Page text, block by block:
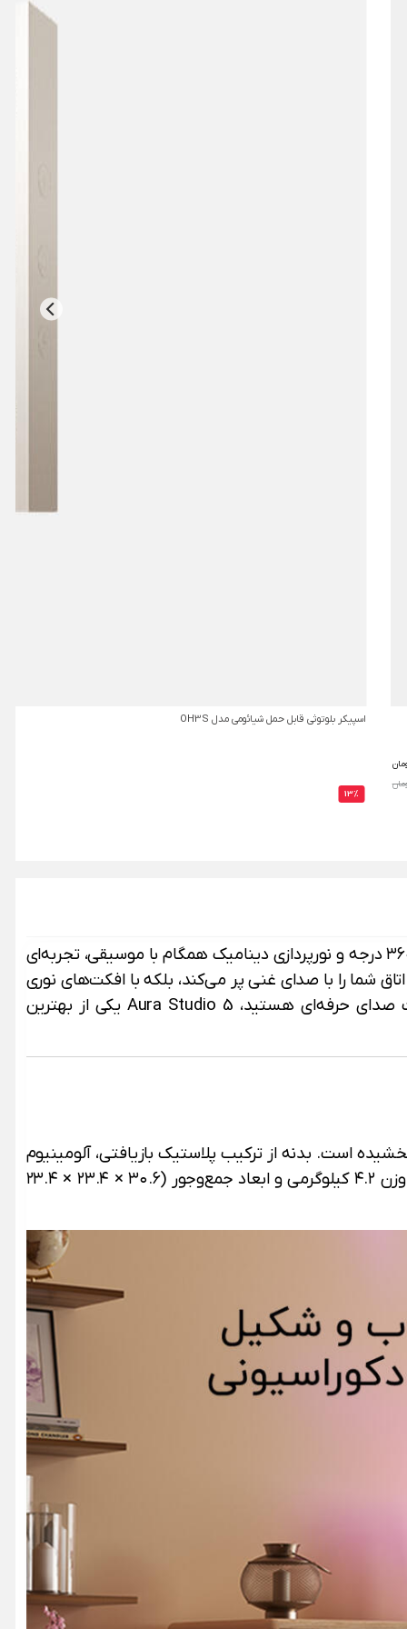
اسپیکر بلوتوثی قابل حمل شیائومی مدل OH3S
13%
با طراحی خیره‌کننده، صدای متعادل ۳۶۰ درجه و نورپردازی دینامیک همگام با موسیقی، تجربه‌ای
شما را با صدای غنی پر می‌کند، بلکه با افکت‌های نوری
و کیفیت صدای حرفه‌ای هستید، Aura Studio 5 یکی از بهترین
است. بدنه از ترکیب پلاستیک بازیافتی، آلومینیوم
بازیافتی و پارچه ۱۰۰٪ بازیافتی ساخته شده و بسته‌بندی آن نیز کاملاً سازگار با محیط زیست و دارای گواهی FSC است. وزن ۴.۲ کیلوگرمی و ابعاد جمع‌وجور (۳۰.۶ × ۲۳.۴ × ۲۳.۴